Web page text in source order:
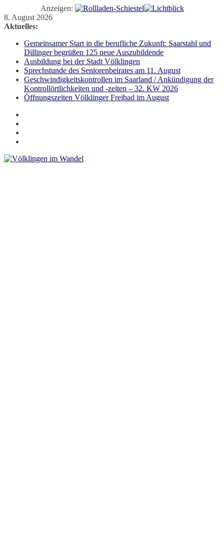
Anzeigen:
Zum
Inhalt
8. August 2026
Aktuelles:
Gemeinsamer Start in die berufliche Zukunft: Saarstahl und
Dillinger begrüßen 125 neue Auszubildende
Ausbildung bei der Stadt Völklingen
Sprechstunde des Seniorenbeirates am 11. August
Geschwindigkeitskontrollen im Saarland / Ankündigung der
Kontrollörtlichkeiten und -zeiten – 32. KW 2026
Öffnungszeiten Völklinger Freibad im August